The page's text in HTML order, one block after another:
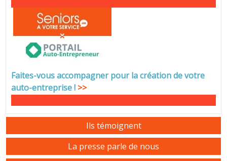
Faites-vous accompagner pour la création de votre
auto-entreprise! >>
Ils témoignent
La presse parle de nous